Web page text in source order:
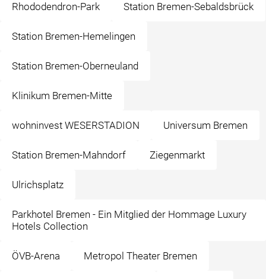
Rhododendron-Park Station Bremen-Sebaldsbrück
Station Bremen-Hemelingen
Station Bremen-Oberneuland
Klinikum Bremen-Mitte
wohninvest WESERSTADION Universum Bremen
Station Bremen-Mahndorf Ziegenmarkt
Ulrichsplatz
Parkhotel Bremen - Ein Mitglied der Hommage Luxury
Hotels Collection
ÖVB-Arena Metropol Theater Bremen